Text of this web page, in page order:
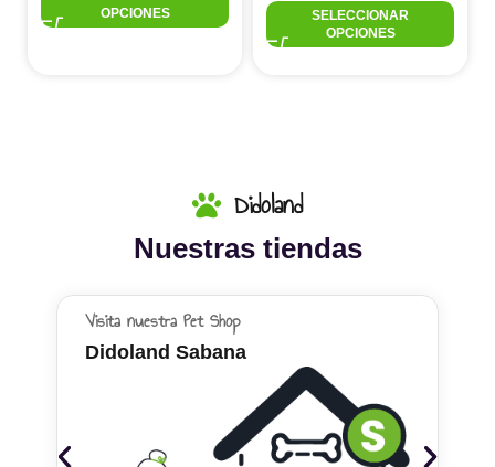
OPCIONES
SELECCIONAR
OPCIONES
Didoland
Nuestras tiendas
Visita nuestra Pet Shop
Didoland Sabana